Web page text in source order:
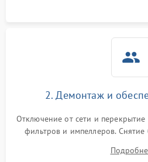
2. Демонтаж и
Отключение от сети и
фильтров и импеллеров. Снятие
циркуляционному насосу,